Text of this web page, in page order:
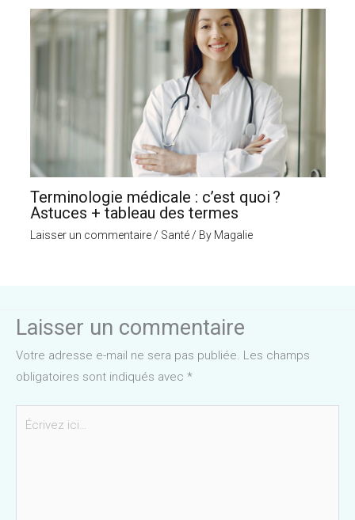
Terminologie médicale : c’est quoi ?
Astuces + tableau des termes
Laisser un commentaire / Santé/ By Magalie
Laisser un commentaire
Votre adresse e-mail ne sera pas publiée. Les champs
obligatoires sont indiqués avec *
Écrivez